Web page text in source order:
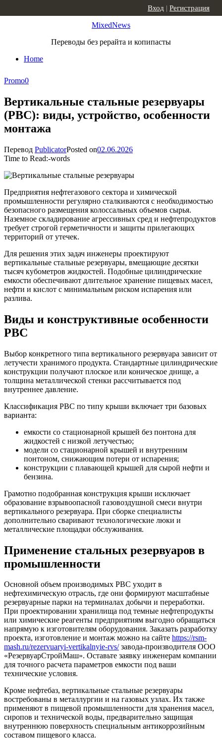
MixedNews
Переводы без рерайта и копипасты
Home
Вход | Регистрация
Promo0
Вертикальные стальные резервуары
(РВС): виды, устройство, особенности
монтажа
Перевод PublicatorPosted on02.06.2026
Time to Read:-words
Предприятия нефтегазового сектора и химической
промышленности регулярно сталкиваются с необходимостью
безопасного размещения колоссальных объемов сырья.
Наземное складирование агрессивных сред и нефтепродуктов
требует строгой герметичности и защиты прилегающих
территорий от утечек.
Для решения этих задач инженеры проектируют
вертикальные стальные резервуары, вмещающие десятки
тысяч кубометров жидкостей. Подобные цилиндрические
емкости обеспечивают длительное хранение пищевых масел,
нефти и кислот с минимальным риском испарения или
разлива.
Виды и конструктивные особенности
РВС
Выбор конкретного типа вертикального резервуара зависит от
летучести хранимого продукта. Стандартные цилиндрические
конструкции получают плоское или коническое днище, а
толщина металлической стенки рассчитывается под
внутреннее давление.
Классификация РВС по типу крыши включает три базовых
варианта:
емкости со стационарной крышей без понтона для
жидкостей с низкой летучестью;
модели со стационарной крышей и внутренним
понтоном, снижающим потери от испарения;
конструкции с плавающей крышей для сырой нефти и
бензина.
Грамотно подобранная конструкция крыши исключает
образование взрывоопасной газовоздушной смеси внутри
вертикального резервуара. При сборке специалисты
дополнительно сваривают технологические люки и
металлические площадки обслуживания.
Применение стальных резервуаров в
промышленности
Основной объем производимых РВС уходит в
нефтехимическую отрасль, где они формируют масштабные
резервуарные парки на терминалах добычи и переработки.
При проектировании хранилища под темные нефтепродукты
или химические реагенты предприятиям выгодно обращаться
напрямую к изготовителям оборудования. Заказать разработку
проекта, изготовление и монтаж можно на сайте https://rsm-
mash.ru/rezervuaryi-vertikalnyie-rvs/завода-производителя ООО
«РезервуарСтройМаш». Оставьте заявку инженерам компании
для точного расчета параметров емкости под ваши
технические условия.
Кроме нефтебаз, вертикальные стальные резервуары
востребованы в металлургии и на газовых узлах. Их также
применяют в пищевой промышленности для хранения масел,
сиропов и технической воды, предварительно защищая
внутреннюю поверхность специальным антикоррозийным
составом пищевого класса.